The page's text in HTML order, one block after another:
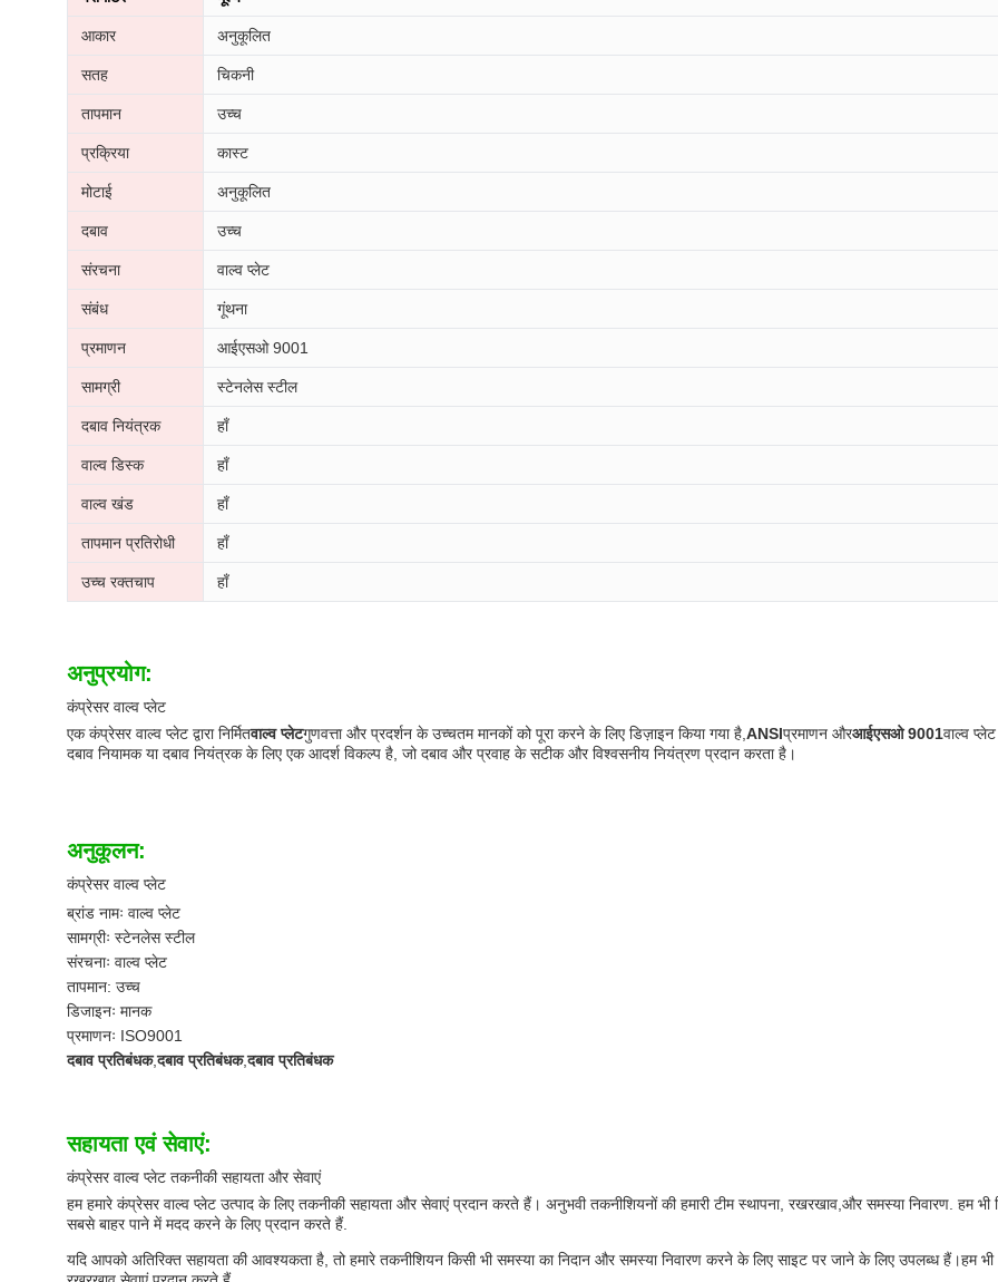
आकार अनुकूलित
सतह चिकनी
तापमान उच्च
प्रक्रिया कास्ट
मोटाई अनुकूलित
दबाव उच्च
संरचना वाल्व प्लेट
संबंध गूंथना
प्रमाणन आईएसओ 9001
सामग्री स्टेनलेस स्टील
दबाव नियंत्रक हाँ
वाल्व डिस्क हाँ
वाल्व खंड हाँ
तापमान प्रतिरोधी हाँ
उच्च रक्तचाप हाँ
अनुप्रयोग:
कंप्रेसर वाल्व प्लेट
एक कंप्रेसर वाल्व प्लेट द्वारा निर्मितवाल्व प्लेटगुणवत्ता और प्रदर्शन के उच्चतम मानकों को पूरा करने के लिए डिज़ाइन किया गया है, ANSIप्रमाणन औरआईएसओ 9001वाल्व
दबाव नियामक या दबाव नियंत्रक के लिए एक आदर्श विकल्प है, जो दबाव और प्रवाह के सटीक और विश्वसनीय नियंत्रण प्रदान करता है।
अनुकूलन:
कंप्रेसर वाल्व प्लेट
ब्रांड नामः वाल्व प्लेट
सामग्रीः स्टेनलेस स्टील
संरचनाः वाल्व प्लेट
तापमान: उच्च
डिजाइनः मानक
प्रमाणनः ISO9001
दबाव प्रतिबंधक,दबाव प्रतिबंधक,दबाव प्रतिबंधक
सहायता एवं सेवाएं:
कंप्रेसर वाल्व प्लेट तकनीकी सहायता और सेवाएं
हम हमारे कंप्रेसर वाल्व प्लेट उत्पाद के लिए तकनीकी सहायता और सेवाएं प्रदान करते हैं। अनुभवी तकनीशियनों की हमारी टीम स्थापना, रखरखाव,और समस्या निवारण.
सबसे बाहर पाने में मदद करने के लिए प्रदान करते हैं.
यदि आपको अतिरिक्त सहायता की आवश्यकता है, तो हमारे तकनीशियन किसी भी समस्या का निदान और समस्या निवारण करने के लिए साइट पर जाने के लिए उपलब्ध